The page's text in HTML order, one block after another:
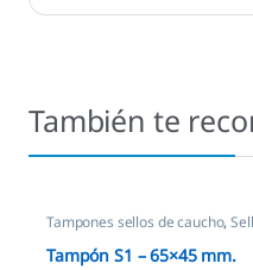
También te
Tampones sellos de caucho,
empresas
Tampón S1 – 65×45 mm.